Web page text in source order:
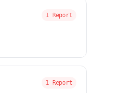
1 Report
1 Report